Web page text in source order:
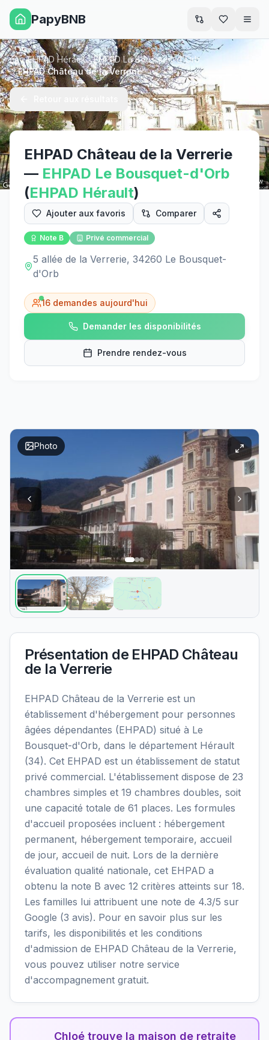
PapyBNB
Street View
AccueilEHPAD Hérault
EHPAD Le Bousquet-d'Orb
EHPAD Château de la Verrerie
EHPAD Château de la Verrerie
— EHPAD Le Bousquet-d'Orb
(EHPAD Hérault)
Ajouter aux favoris Comparer
Note B Privé commercial
5 allée de la Verrerie, 34260 Le Bousquet-
d'Orb
16 demandes aujourd'hui
Demander les disponibilités
Prendre rendez-vous
Photo
Présentation de EHPAD Château
de la Verrerie
EHPAD Château de la Verrerie est un
établissement d'hébergement pour personnes
âgées dépendantes (EHPAD) situé à Le
Bousquet-d'Orb, dans le département Hérault
(34). Cet EHPAD est un établissement de statut
privé commercial. L'établissement dispose de 23
chambres simples et 19 chambres doubles, soit
une capacité totale de 61 places. Les formules
d'accueil proposées incluent : hébergement
permanent, hébergement temporaire, accueil
de jour, accueil de nuit. Lors de la dernière
évaluation qualité nationale, cet EHPAD a
obtenu la note B avec 12 critères atteints sur 18.
Les familles lui attribuent une note de 4.3/5 sur
Google (3 avis). Pour en savoir plus sur les
tarifs, les disponibilités et les conditions
d'admission de EHPAD Château de la Verrerie,
vous pouvez utiliser notre service
d'accompagnement gratuit.
Chloé trouve la maison de retraite